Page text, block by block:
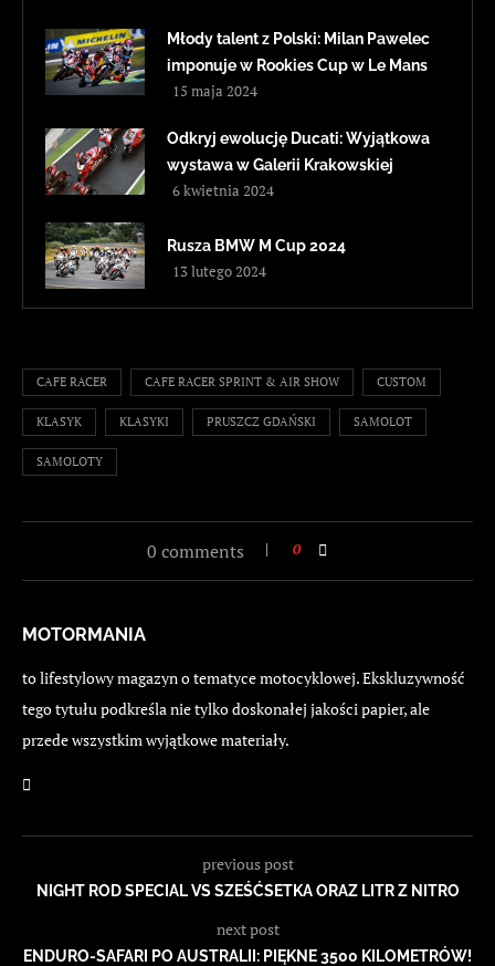
Młody talent z Polski: Milan Pawelec
imponuje w Rookies Cup w Le Mans
15 maja 2024
Odkryj ewolucję Ducati: Wyjątkowa
wystawa w Galerii Krakowskiej
6 kwietnia 2024
Rusza BMW M Cup 2024
13 lutego 2024
CAFE RACER CAFE RACER SPRINT & AIR SHOW CUSTOM
KLASYK KLASYKI PRUSZCZ GDAŃSKI SAMOLOT
SAMOLOTY
0 comments 0
MOTORMANIA
to lifestylowy magazyn o tematyce motocyklowej. Ekskluzywność
tego tytułu podkreśla nie tylko doskonałej jakości papier, ale
przede wszystkim wyjątkowe materiały.
previous post
NIGHT ROD SPECIAL VS SZEŚĆSETKA ORAZ LITR Z NITRO
next post
ENDURO-SAFARI PO AUSTRALII: PIĘKNE 3500 KILOMETRÓW!